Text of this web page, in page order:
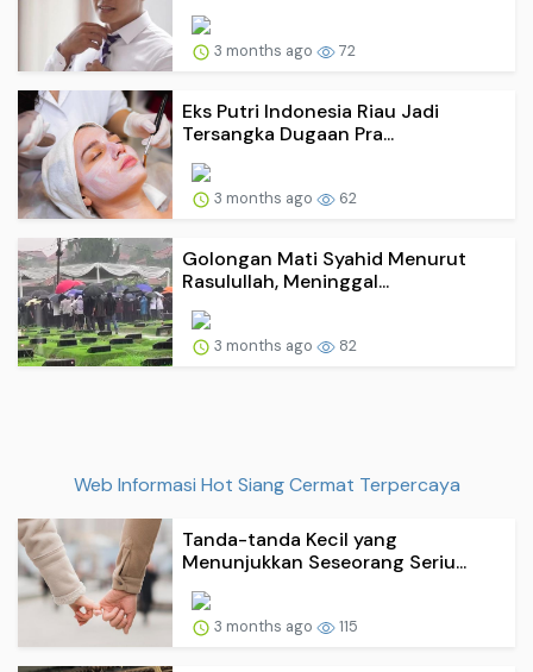
3 months ago 72
Eks Putri Indonesia Riau Jadi
Tersangka Dugaan Pra...
3 months ago 62
Golongan Mati Syahid Menurut
Rasulullah, Meninggal...
3 months ago 82
Web Informasi Hot Siang Cermat Terpercaya
Tanda-tanda Kecil yang
Menunjukkan Seseorang Seriu...
3 months ago 115